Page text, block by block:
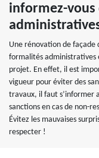
informez-
Une rénovation de façade
formalités administratives
projet. En effet, il est
vigueur pour éviter des
travaux, il faut s’informer
sanctions en cas de non-
Évitez les mauvaises
respecter !